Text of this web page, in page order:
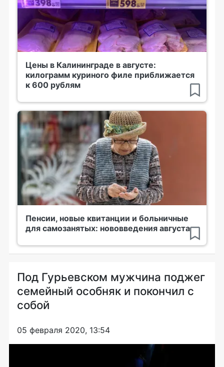
Цены в Калининграде в августе:
килограмм куриного филе приближается
к 600 рублям
Пенсии, новые квитанции и больничные
для самозанятых: нововведения августа
Под Гурьевском мужчина поджег
семейный особняк и покончил с
собой
05 февраля 2020, 13:54